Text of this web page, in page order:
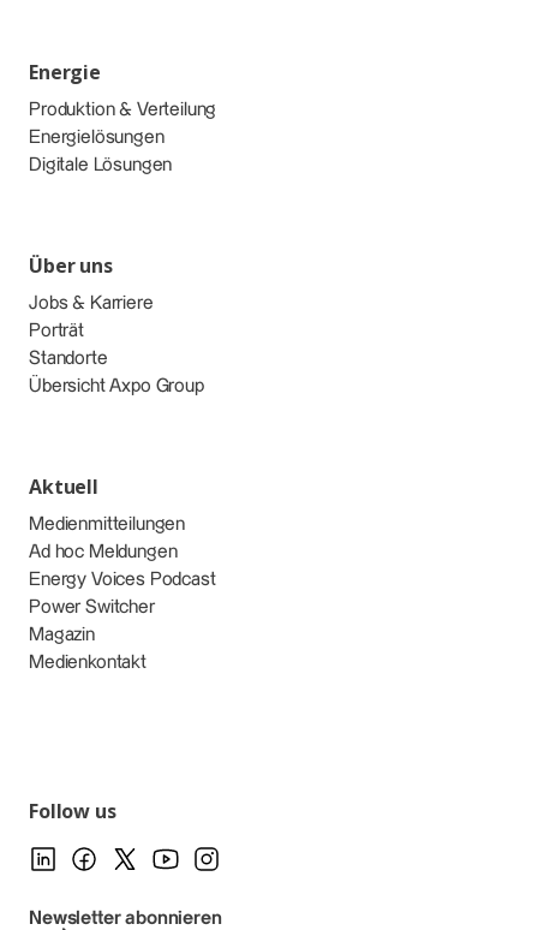
Energie
Produktion & Verteilung
Energielösungen
Digitale Lösungen
Über uns
Jobs & Karriere
Porträt
Standorte
Übersicht Axpo Group
Aktuell
Medienmitteilungen
Ad hoc Meldungen
Energy Voices Podcast
Power Switcher
Magazin
Medienkontakt
Follow us
Newsletter abonnieren